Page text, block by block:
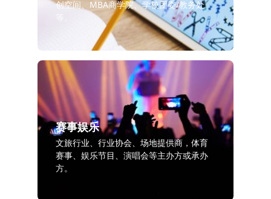
创空间、MBA商学院、学校团委/教务处
赛事娱乐
文旅行业、行业协会、场地提供商，体育
赛事、娱乐节目、演唱会等主办方或承办
方。